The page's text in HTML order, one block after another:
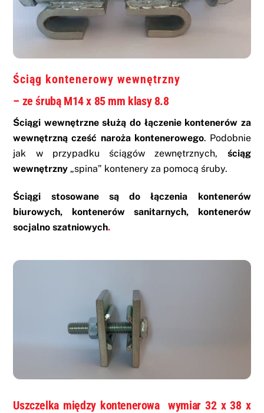
Ściąg kontenerowy wewnętrzny
– ze śrubą M14 x 85 mm klasy 8.8
Ściągi wewnętrzne służą do łączenie kontenerów za
wewnętrzną cześć naroża kontenerowego. Podobnie
jak w przypadku ściągów zewnętrznych, ściąg
wewnętrzny „spina” kontenery za pomocą śruby.
Ściągi stosowane są do łączenia kontenerów
biurowych, kontenerów sanitarnych, kontenerów
socjalno szatniowych.
Uszczelka między kontenerowawymiar 32 x 38 x